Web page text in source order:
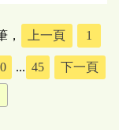
， 上一頁 1
... 45
下一頁